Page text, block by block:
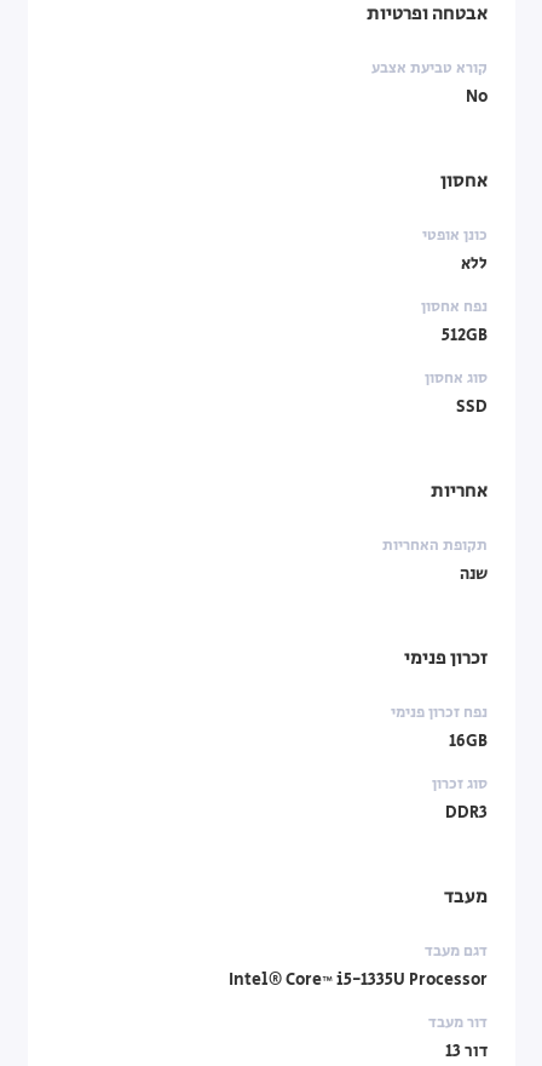
אבטחה ופרטיות
קורא טביעת אצבע
No
אחסון
כונן אופטי
ללא
נפח אחסון
512GB
סוג אחסון
SSD
אחריות
תקופת האחריות
שנה
זכרון פנימי
נפח זכרון פנימי
16GB
סוג זכרון
DDR3
מעבד
דגם מעבד
Intel® Core™ i5-1335U Processor
דור מעבד
דור 13